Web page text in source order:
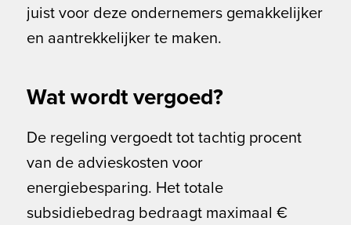
juist voor deze ondernemers gemakkelijker
en aantrekkelijker te maken.
Wat wordt vergoed?
De regeling vergoedt tot tachtig procent
van de advieskosten voor
energiebesparing. Het totale
subsidiebedrag bedraagt maximaal €